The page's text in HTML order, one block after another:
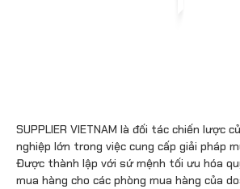
SUPPLIER VIETNAM là đối tác chiến lược
nghiệp lớn trong việc cung cấp giải pháp
Được thành lập với sứ mệnh tối ưu hóa
mua hàng cho các phòng mua hàng của